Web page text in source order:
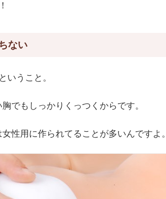
ない
ということ。
でもしっかりくっつくからです。
性用に作られてることが多いんですよ。